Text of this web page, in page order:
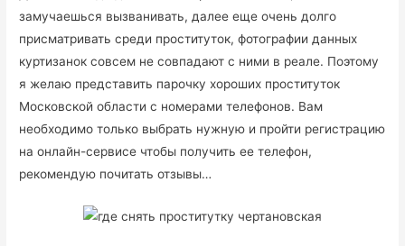
замучаешься вызванивать, далее еще очень долго
присматривать среди проституток, фотографии данных
куртизанок совсем не совпадают с ними в реале. Поэтому
я желаю представить парочку хороших проституток
Московской области с номерами телефонов. Вам
необходимо только выбрать нужную и пройти регистрацию
на онлайн-сервисе чтобы получить ее телефон,
рекомендую почитать отзывы…